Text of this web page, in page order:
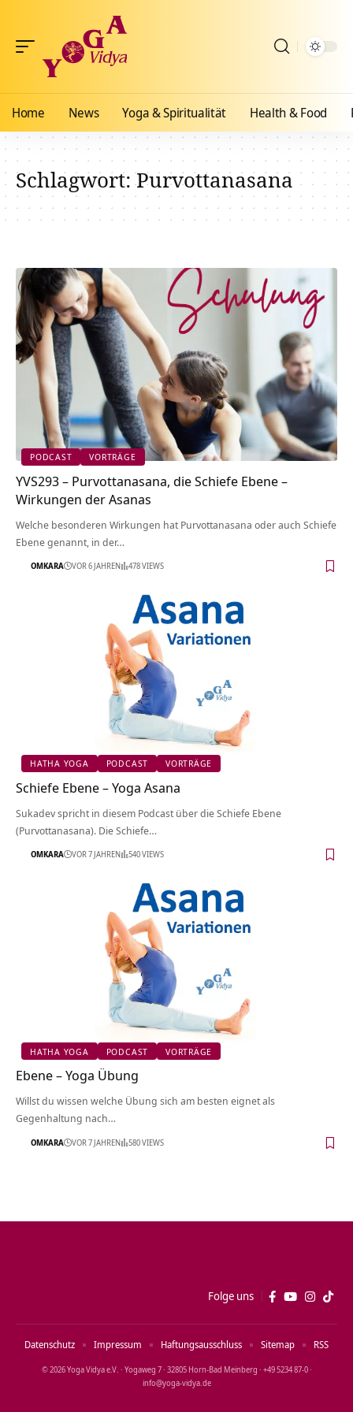
Home News Yoga & Spiritualität Health & Food
Schlagwort:Purvottanasana
PODCAST VORTRÄGE
YVS293 – Purvottanasana, die Schiefe Ebene –
Wirkungen der Asanas
Welche besonderen Wirkungen hat Purvottanasana oder auch Schiefe
Ebene genannt, in der…
OMKARA VOR 6 JAHREN 478 VIEWS
HATHA YOGA PODCAST VORTRÄGE
Schiefe Ebene – Yoga Asana
Sukadev spricht in diesem Podcast über die Schiefe Ebene
(Purvottanasana). Die Schiefe…
OMKARA VOR 7 JAHREN 540 VIEWS
HATHA YOGA PODCAST VORTRÄGE
Ebene – Yoga Übung
Willst du wissen welche Übung sich am besten eignet als
Gegenhaltung nach…
OMKARA VOR 7 JAHREN 580 VIEWS
Folge uns
© 2026 Yoga Vidya e.V. · Yogaweg 7 · 32805 Horn‑Bad Meinberg · +49 5234 87‑0 ·
info@yoga‑vidya.de
Datenschutz Impressum Haftungsausschluss Sitemap RSS